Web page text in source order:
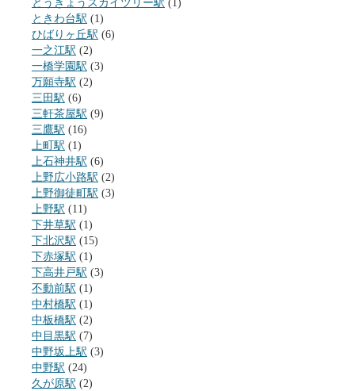
とうきょうスカイツリー駅 (1)
ときわ台駅 (1)
ひばりヶ丘駅 (6)
一之江駅 (2)
一橋学園駅 (3)
万願寺駅 (2)
三田駅 (6)
三軒茶屋駅 (9)
三鷹駅 (16)
上町駅 (1)
上石神井駅 (6)
上野広小路駅 (2)
上野御徒町駅 (3)
上野駅 (11)
下井草駅 (1)
下北沢駅 (15)
下赤塚駅 (1)
下高井戸駅 (3)
不動前駅 (1)
中村橋駅 (1)
中板橋駅 (2)
中目黒駅 (7)
中野坂上駅 (3)
中野駅 (24)
久が原駅 (2)